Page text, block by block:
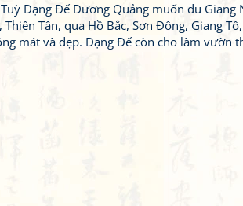
Dạng Đế Dương Quảng muốn du
Tân, qua Hồ Bắc, Sơn Đông, Giang
mát và đẹp. Dạng Đế còn cho làm vườn